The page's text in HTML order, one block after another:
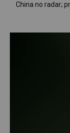
China no radar;